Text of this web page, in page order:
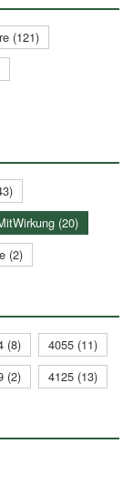
(121)
(20)
(2)
(8)
4055 (11)
(2) 4125 (13)